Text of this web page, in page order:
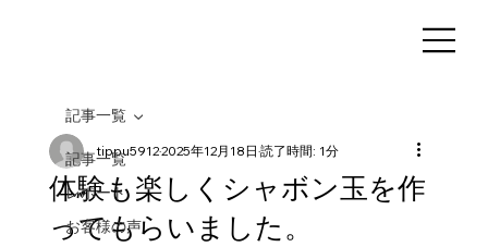
記事一覧
レポート
お客様の声
記事一覧
体験も楽しくシャボン玉を作
ってもらいました。
tippu59122025年12月18日 読了時間: 1分